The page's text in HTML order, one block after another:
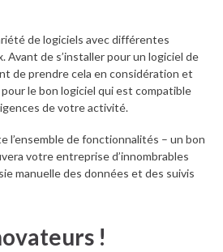
de logiciels avec différentes
de s’installer pour un logiciel de
de prendre cela en considération et
le bon logiciel qui est compatible
de votre activité.
l’ensemble de fonctionnalités – un bon
votre entreprise d’innombrables
manuelle des données et des suivis
!